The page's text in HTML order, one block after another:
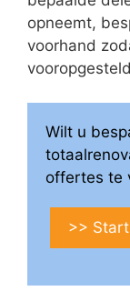
opneemt,
voorhand
Wilt u
offertes te
>>